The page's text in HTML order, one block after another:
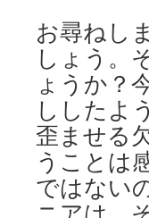
お尋ねし
しょう。
ょうか？
ししたよ
歪ませる
うことは
ではない